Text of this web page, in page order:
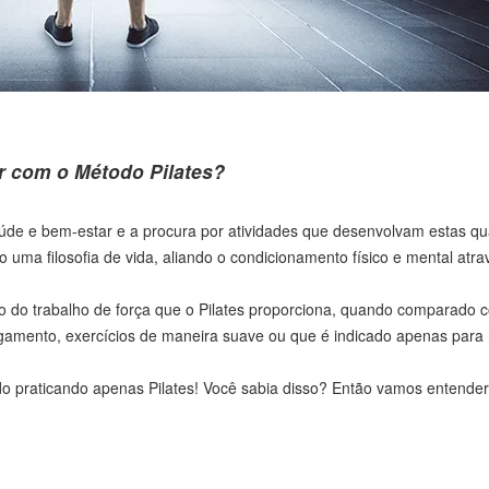
o Método Pilates?
e bem-estar e a procura por atividades que desenvolvam estas
filosofia de vida, aliando o condicionamento físico e mental
trabalho de força que o Pilates proporciona, quando
exercícios de maneira suave ou que é indicado apenas
apenas Pilates! Você sabia disso? Então vamos